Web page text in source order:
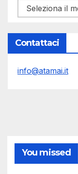
Archivi
Contattaci
info@atamai.it
You missed